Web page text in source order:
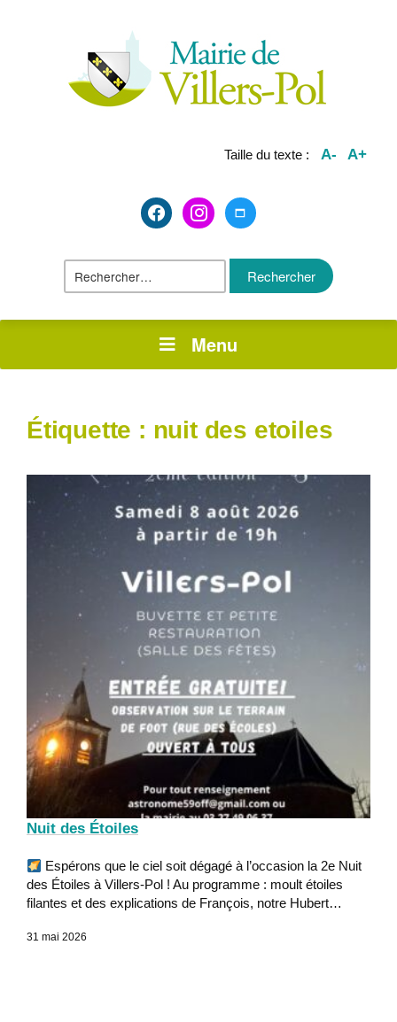
Taille du texte : A- A+
facebook2instagrammaximize
Rechercher :
Menu
Étiquette : nuit des etoiles
Nuit des Étoiles
Espérons que le ciel soit dégagé à l’occasion la 2e Nuit
des Étoiles à Villers-Pol ! Au programme : moult étoiles
filantes et des explications de François, notre Hubert…
31 mai 2026